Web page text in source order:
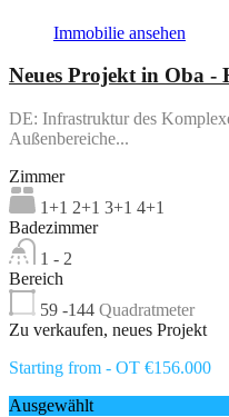
Immobilie ansehen
Neues Projekt in Oba
DE: Infrastruktur des
Außenbereiche...
Zimmer
1+1 2+1 3+1 4+1
Badezimmer
1 - 2
Bereich
59 -144 Quadratmeter
Zu verkaufen, neues Projekt
Starting from - OT €156.000
Ausgewählt